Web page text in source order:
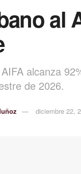
al
alcanza
de 2026.
diciembre 22,